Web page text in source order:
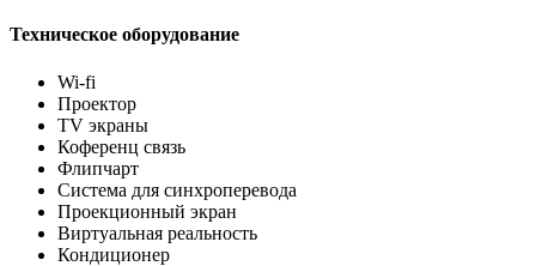
Техническое оборудование
Wi-fi
Проектор
TV экраны
Коференц связь
Флипчарт
Система для синхроперевода
Проекционный экран
Виртуальная реальность
Кондиционер